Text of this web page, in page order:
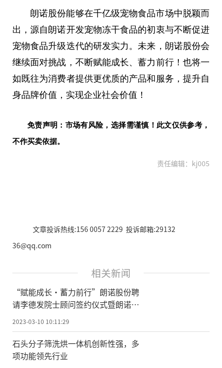
朗诺股份能够在千亿级宠物食品市场中脱颖而
出，源自朗诺开发宠物冻干食品的初衷与不断促进
宠物食品升级迭代的研发实力。未来，朗诺股份会
继续面对挑战，不断赋能成长、蓄力前行！也将一
如既往为消费者提供更优质的产品和服务，提升自
身品牌价值，实现企业社会价值！
免责声明：市场有风险，选择需谨慎！此文仅供参考，
不作买卖依据。
责任编辑：kj005
文章投诉热线:156 0057 2229 投诉邮箱:29132
36@qq.com
相关新闻
“赋能成长·蓄力前行”朗诺股份聘
请李德发院士顾问签约仪式暨朗诺冻
庆祝活动圆满举行！
2023-03-10 10:11:29
石头分子筛洗烘一体机创新性强，多
项功能领先行业